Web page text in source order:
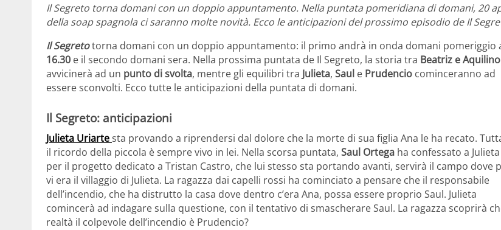
Il Segreto torna domani con un doppio appuntamento. Nella puntata pomeridiana di domani, 20
della soap spagnola ci saranno molte novità. Ecco le anticipazioni del prossimo episodio de Il
Il Segretotorna domani con un doppio appuntamento: il primo andrà in onda domani pomeriggio
16.30 e il secondo domani sera. Nella prossima puntata de Il Segreto, la storia tra Beatriz e Aquilino
avvicinerà ad un punto di svolta, mentre gli equilibri tra Julieta, Saul e Prudencio cominceranno ad
essere sconvolti. Ecco tutte le anticipazioni della puntata di domani.
Il Segreto: anticipazioni
Julieta Uriartesta provando a riprendersi dal dolore che la morte di sua figlia Ana le ha recato.
il ricordo della piccola è sempre vivo in lei. Nella scorsa puntata, Saul Ortega ha confessato a
per il progetto dedicato a Tristan Castro, che lui stesso sta portando avanti, servirà il campo dove
vi era il villaggio di Julieta. La ragazza dai capelli rossi ha cominciato a pensare che il responsabile
dell’incendio, che ha distrutto la casa dove dentro c’era Ana, possa essere proprio Saul. Julieta
comincerà ad indagare sulla questione, con il tentativo di smascherare Saul. La ragazza scoprirà
realtà il colpevole dell’incendio è Prudencio?